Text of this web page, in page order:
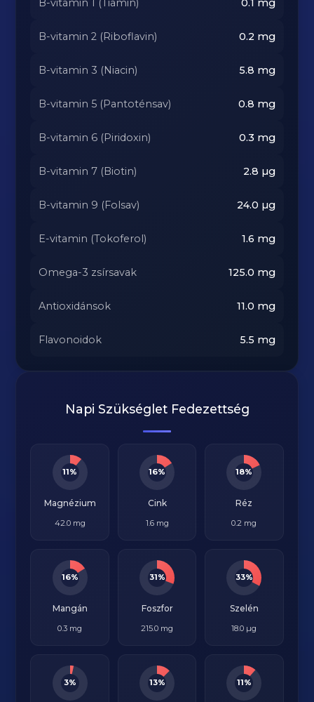
B-vitamin 2 (Riboflavin) 0.2 mg
B-vitamin 3 (Niacin) 5.8 mg
B-vitamin 5 (Pantoténsav) 0.8 mg
B-vitamin 6 (Piridoxin) 0.3 mg
B-vitamin 7 (Biotin) 2.8 µg
B-vitamin 9 (Folsav) 24.0 µg
E-vitamin (Tokoferol) 1.6 mg
Omega-3 zsírsavak 125.0 mg
Antioxidánsok 11.0 mg
Flavonoidok 5.5 mg
Napi Szükséglet Fedezettség
11%
Magnézium
42.0 mg
16%
Cink
1.6 mg
18%
Réz
0.2 mg
16%
Mangán
0.3 mg
31%
Foszfor
215.0 mg
33%
Szelén
18.0 µg
3% 13% 11%